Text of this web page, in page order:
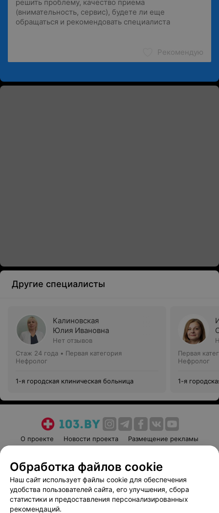
Рекомендую
Другие специалисты
Калиновская
Юлия Ивановна
Нет отзывов
Стаж 24 года • Первая категория
Нефролог
1-я городская клиническая больница
Первая
Нефролог
1-я
О проекте Новости проекта
Размещение рекламы
Пользовательское соглашение
Способы оплаты
Вакансии
Партнеры
Написать руководителю 103.by
Обработка файлов cookie
Наш сайт использует файлы cookie для обеспечения
удобства пользователей сайта, его улучшения, сбора
статистики и предоставления персонализированных
рекомендаций.